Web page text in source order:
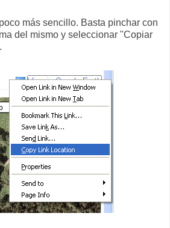
más sencillo. Basta pinchar con
del mismo y seleccionar "Copiar